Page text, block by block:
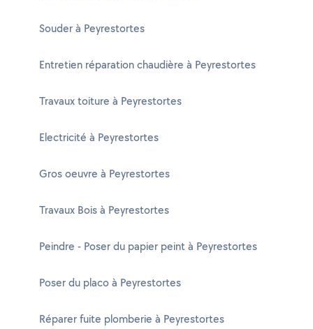
Souder à Peyrestortes
Entretien réparation chaudière à Peyrestortes
Travaux toiture à Peyrestortes
Electricité à Peyrestortes
Gros oeuvre à Peyrestortes
Travaux Bois à Peyrestortes
Peindre - Poser du papier peint à Peyrestortes
Poser du placo à Peyrestortes
Réparer fuite plomberie à Peyrestortes